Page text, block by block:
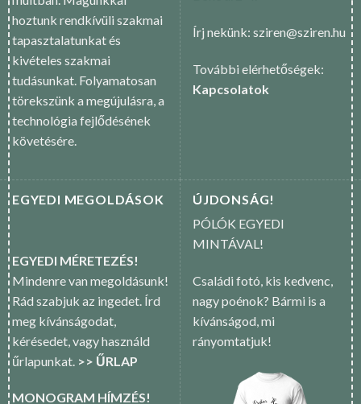
hoztunk rendkívüli szakmai
tapasztalatunkat és
kivételes szakmai
tudásunkat. Folyamatosan
törekszünk a megújulásra, a
technológia fejlődésének
követésére.
Írj nekünk: sziren@sziren.hu
További elérhetőségek:
Kapcsolatok
EGYEDI MEGOLDÁSOK
EGYEDI MÉRETEZÉS!
Mindenre van megoldásunk!
Rád szabjuk az ingedet. Írd
meg kívánságodat,
kérésedet, vagy használd
űrlapunkat. >> ŰRLAP
MONOGRAM HÍMZÉS!
ÚJDONSÁG!
PÓLÓK EGYEDI
MINTÁVAL!
Családi fotó, kis kedvenc,
nagy poénok? Bármi is a
kívánságod, mi
rányomtatjuk!